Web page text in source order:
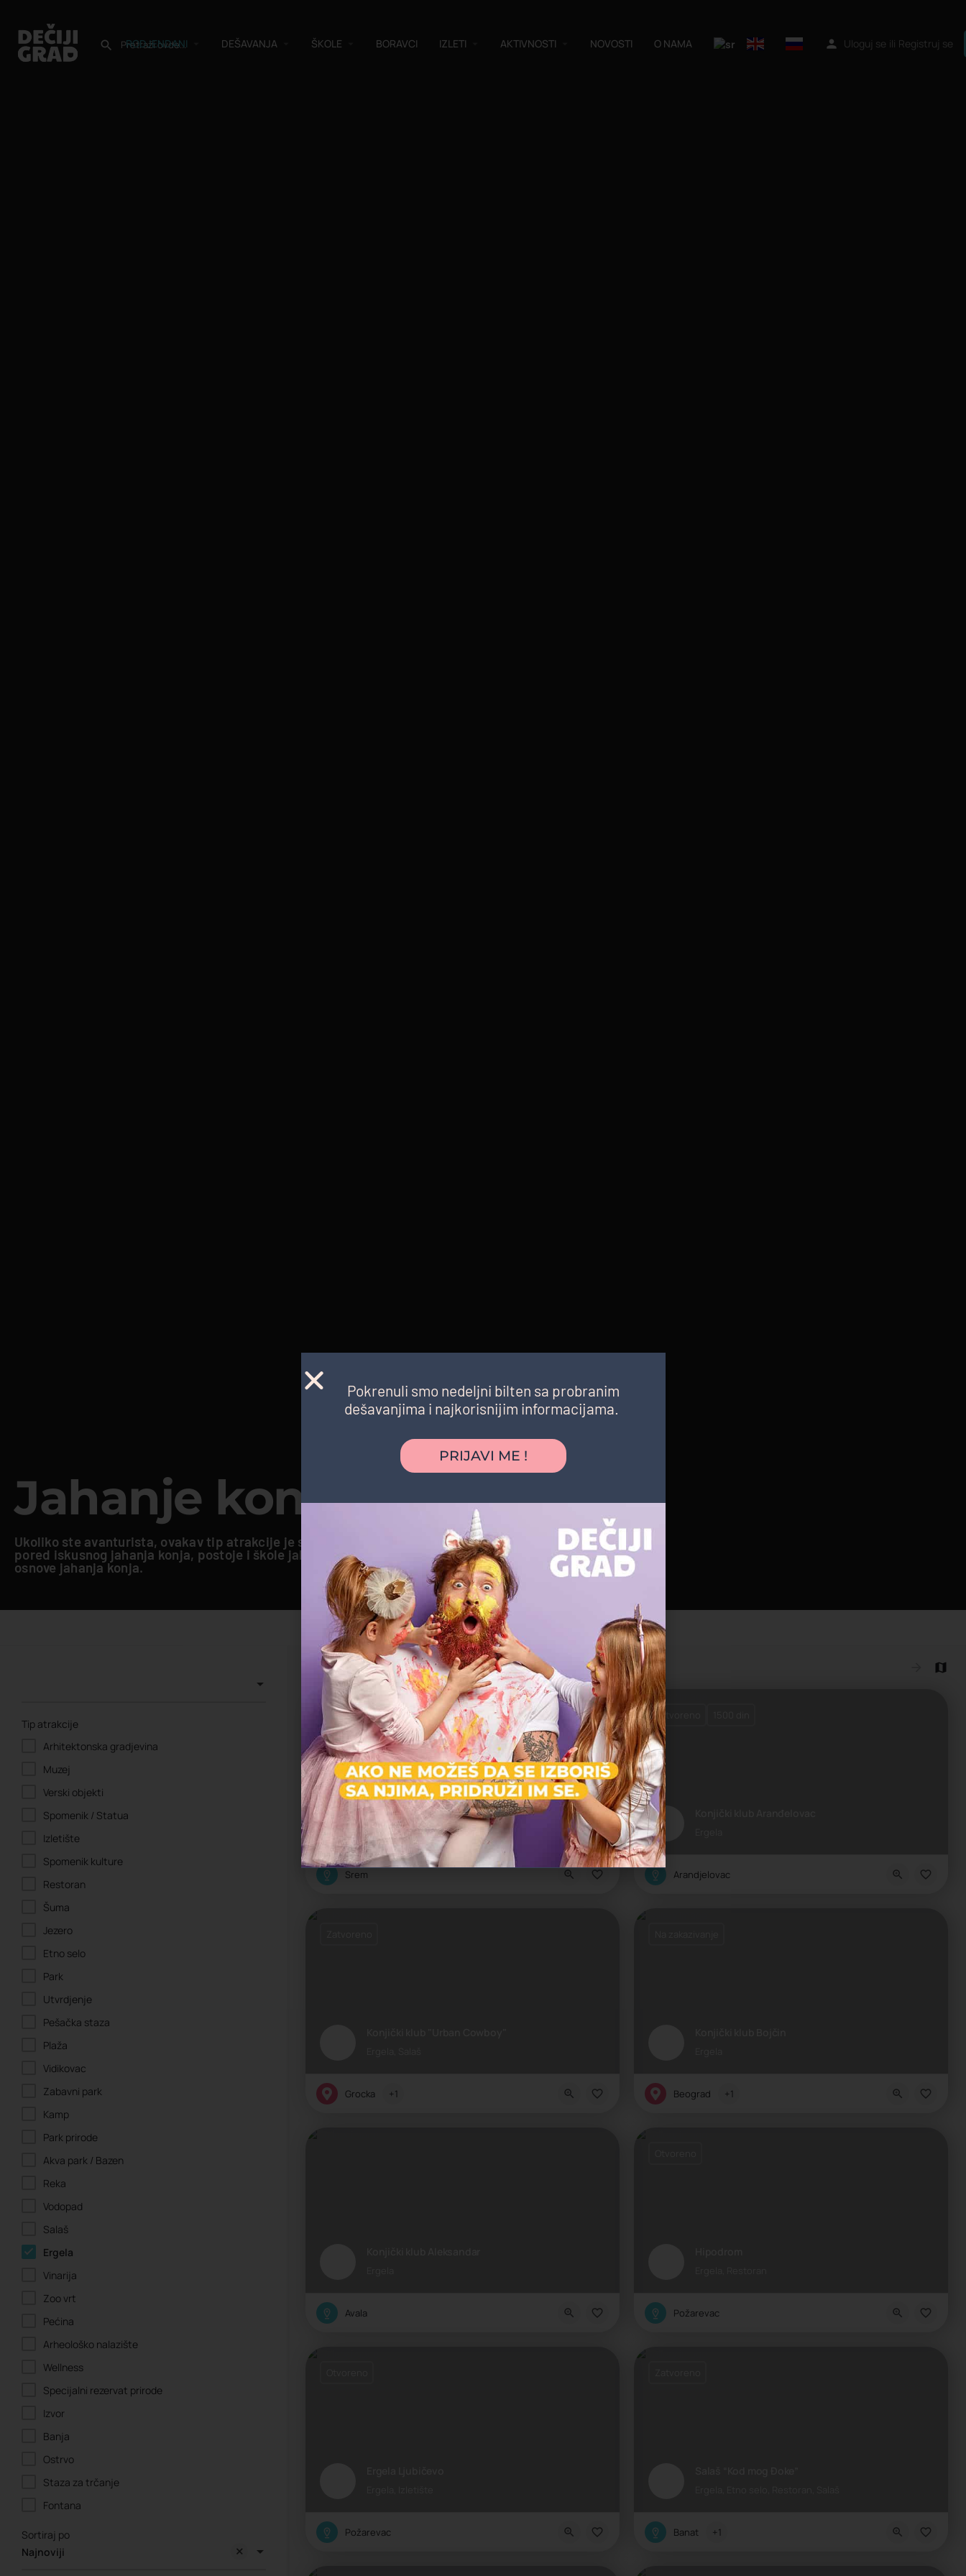
RODJENDANI DEŠAVANJA ŠKOLE BORAVCI IZLETI AKTIVNOSTI NOVOSTI O NAMA Uloguj se ili Registruj se
Jahanje konja
Ukoliko ste avanturista, ovakav tip atrakcije je sjajan za odrasle, ali i decu. Na ergelama,
pored iskusnog jahanja konja, postoje i škole jahanja, gde deca vrlo lako mogu da savladaju
osnove jahanja konja.
Tip atrakcije
Arhitektonska gradjevina
Muzej
Verski objekti
Spomenik / Statua
Izletište
Spomenik kulture
Restoran
Šuma
Jezero
Etno selo
Park
Utvrdjenje
Pešačka staza
Plaža
Vidikovac
Zabavni park
Kamp
Park prirode
Akva park / Bazen
Reka
Vodopad
Salaš
Ergela
Vinarija
Zoo vrt
Pećina
Arheološko nalazište
Wellness
Specijalni rezervat prirode
Izvor
Banja
Ostrvo
Staza za trčanje
Fontana
Najnoviji
Sortiraj po
Prikazano 10rezultata
Zasavica - Specijalni Rezervat Prirode
Ergela, Izletište, Jezero, Park prirode, Reka, Specijalni rezervat prirode, Zoo vrt
Zatvoreno 600 din
Srem
Zatvoreno
Arandjelovac
Grocka +1 Beograd +1
Avala Požarevac
Požarevac Banat +1
Pokrenuli smo nedeljni bilten sa probranim
dešavanjima i najkorisnijim informacijama.
PRIJAVI ME !